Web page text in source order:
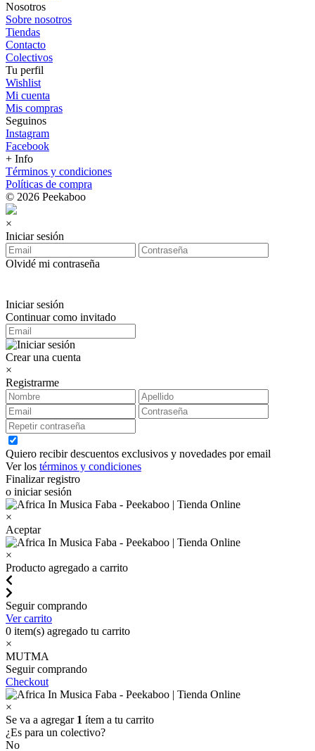
Nosotros
Sobre nosotros
Tiendas
Contacto
Colectivos
Tu perfil
Wishlist
Mi cuenta
Mis compras
Seguinos
Instagram
Facebook
+ Info
Términos y condiciones
Políticas de compra
© 2026 Peekaboo
×
Iniciar sesión
Olvidé mi contraseña
Iniciar sesión
Continuar como invitado
Crear una cuenta
×
Registrarme
Quiero recibir descuentos exclusivos y novedades por email
Ver los términos y condiciones
Finalizar registro
o iniciar sesión
×
Aceptar
×
Producto agregado a carrito
Seguir comprando
Ver carrito
0 item(s) agregado tu carrito
×
MUTMA
Seguir comprando
Checkout
×
Se va a agregar 1 ítem a tu carrito
¿Es para un colectivo?
No